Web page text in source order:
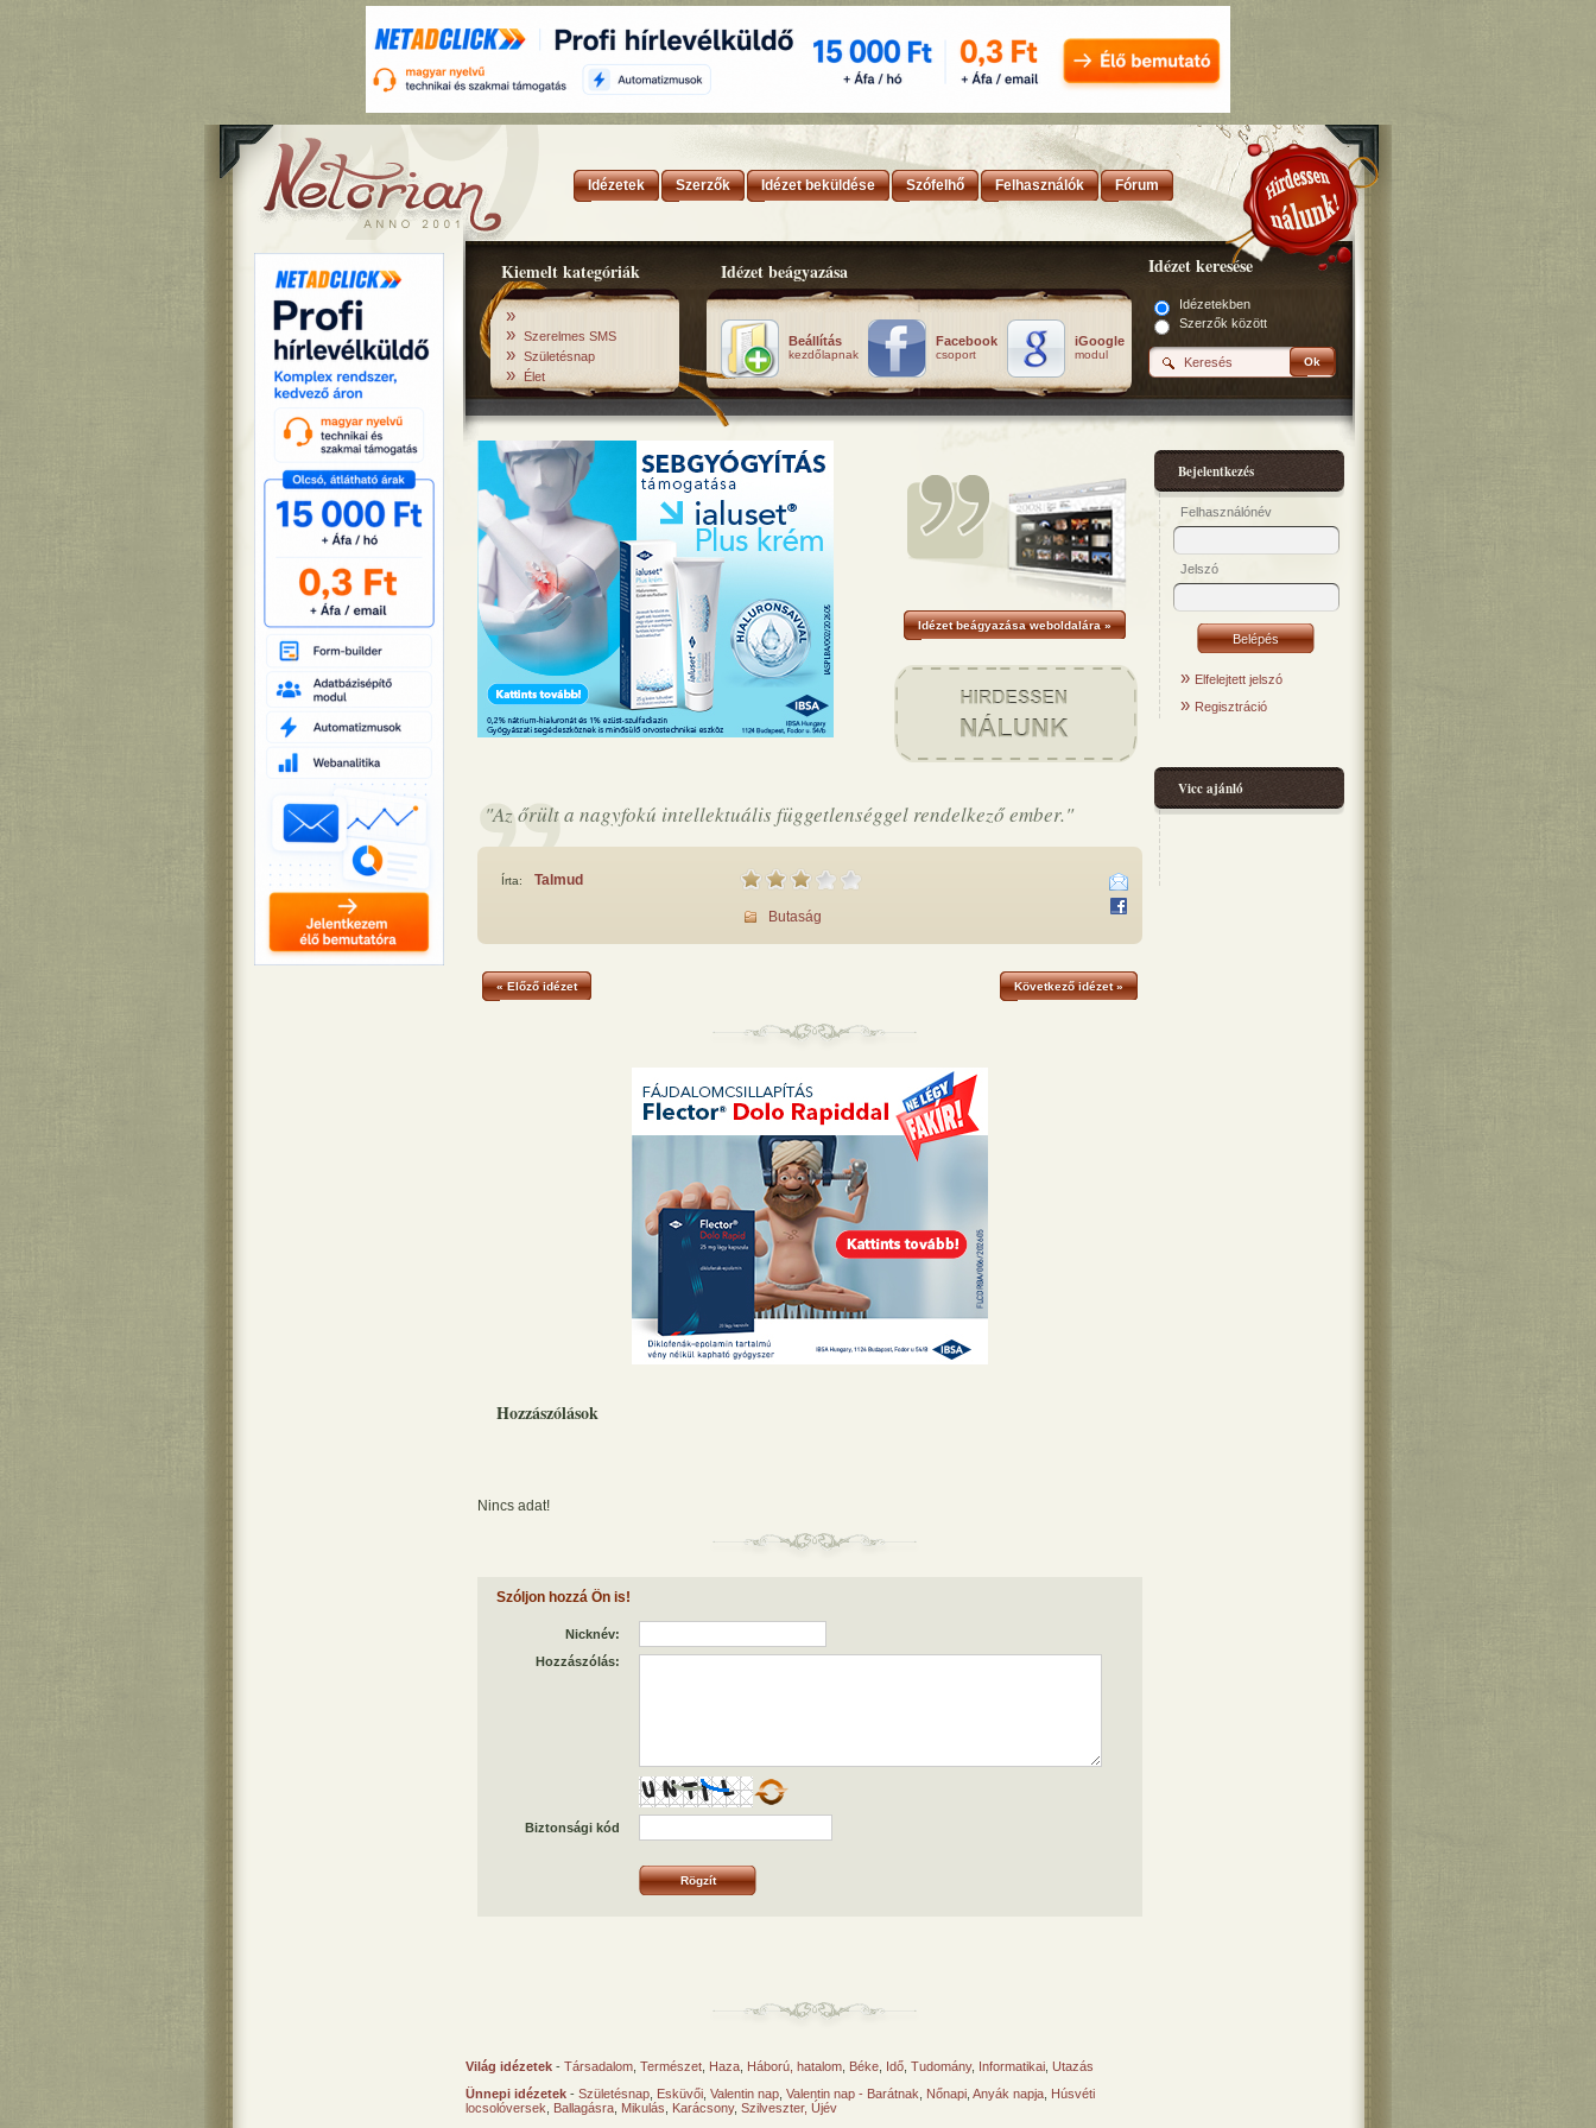
Idézetek Szerzők Idézet beküldése Szófelhő Felhasználók Fórum
Kiemelt kategóriák
»
» Szerelmes SMS
» Születésnap
» Élet
Idézet beágyazása
Beállítás
kezdőlapnak
Facebook
csoport
iGoogle
modul
Idézet keresése
Idézetekben
Szerzők között
Ok
Idézet beágyazása weboldalára »
"Az őrült a nagyfokú intellektuális függetlenséggel rendelkező ember."
Írta: Talmud
Butaság
« Előző idézet Következő idézet »
Hozzászólások
Nincs adat!
Szóljon hozzá Ön is!
Nicknév:
Hozzászólás:
Biztonsági kód
Világ idézetek - Társadalom Természet Haza Háború, hatalom Béke Idő Tudomány, Informatikai Utazás
Ünnepi idézetek - Születésnap Esküvői Valentin nap Valentin nap - Barátnak Nőnapi Anyák napja Húsvéti
locsolóversek
Ballagásra Mikulás Karácsony, Szilveszter, Újév
Bejelentkezés
Felhasználónév
Jelszó
» Elfelejtett jelszó
» Regisztráció
Vicc ajánló